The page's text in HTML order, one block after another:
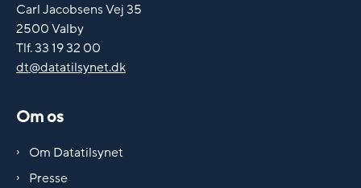
Carl Jacobsens Vej 35
2500 Valby
Tlf. 33 19 32 00
dt@datatilsynet.dk
Om os
Om Datatilsynet
Presse